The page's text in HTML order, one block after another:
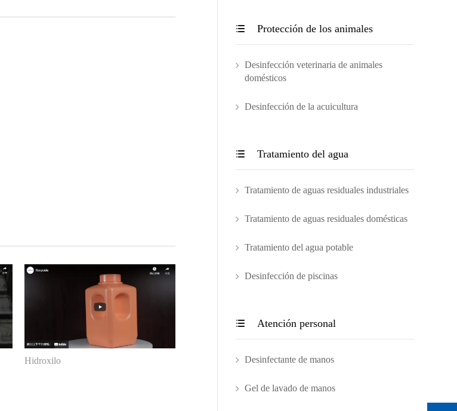
Hidroxilo
 Protección de los animales
Desinfección veterinaria de animales
domésticos
Desinfección de la acuicultura
 Tratamiento del agua
Tratamiento de aguas residuales industriales
Tratamiento de aguas residuales domésticas
Tratamiento del agua potable
Desinfección de piscinas
 Atención personal
Desinfectante de manos
Gel de lavado de manos